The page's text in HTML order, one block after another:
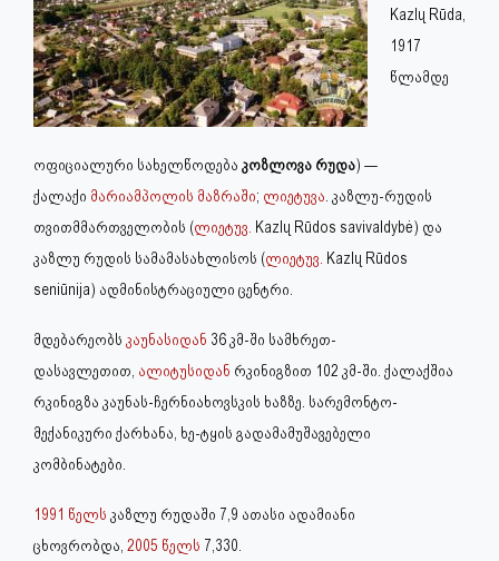
Kazlų Rūda,
1917
წლამდე
ოფიციალური სახელწოდება კოზლოვა რუდა) —
ქალაქი მარიამპოლის მაზრაში; ლიეტუვა . კაზლუ-რუდის
თვითმმართველობის (ლიეტუვ. Kazlų Rūdos savivaldybė) და
კაზლუ რუდის სამამასახლისოს (ლიეტუვ. Kazlų Rūdos
seniūnija) ადმინისტრაციული ცენტრი.
მდებარეობს კაუნასიდან 36 კმ-ში სამხრეთ-
დასავლეთით, ალიტუსიდან რკინიგზით 102 კმ-ში. ქალაქშია
რკინიგზა კაუნას-ჩერნიახოვსკის ხაზზე. სარემონტო-
მექანიკური ქარხანა, ხე-ტყის გადამამუშავებელი
კომბინატები.
1991 წელს კაზლუ რუდაში 7,9 ათასი ადამიანი
ცხოვრობდა, 2005 წელს 7,330.